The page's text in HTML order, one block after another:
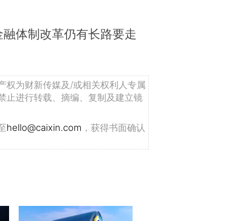
体制改革仍有长路要走
权为财新传媒及/或相关权利人专属
止进行转载、摘编、复制及建立镜
hello@caixin.com ，获得书面确认